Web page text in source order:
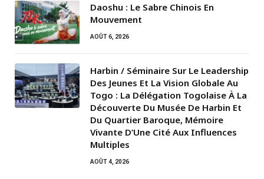
Daoshu : Le Sabre Chinois En
Mouvement
AOÛT 6, 2026
Harbin / Séminaire Sur Le Leadership
Des Jeunes Et La Vision Globale Au
Togo : La Délégation Togolaise À La
Découverte Du Musée De Harbin Et
Du Quartier Baroque, Mémoire
Vivante D’Une Cité Aux Influences
Multiples
AOÛT 4, 2026